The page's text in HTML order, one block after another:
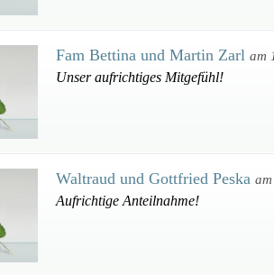
Fam Bettina und Martin Zarl am
Unser aufrichtiges Mitgefühl!
Waltraud und Gottfried Peska
Aufrichtige Anteilnahme!